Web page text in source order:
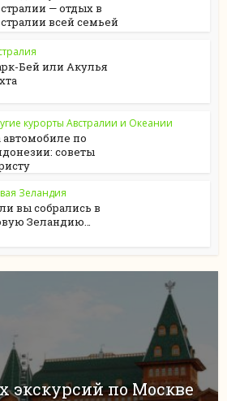
— отдых в
всей семьей
Бей или Акулья
курорты Австралии и Океании
автомобиле по
советы
Зеландия
вы собрались в
Зеландию…
экскурсий по Москве